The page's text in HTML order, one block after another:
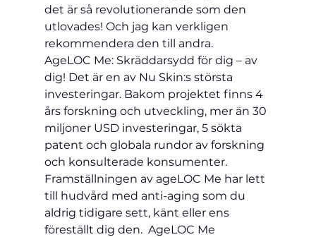
det är så revolutionerande som den
utlovades! Och jag kan verkligen
rekommendera den till andra.
AgeLOC Me: Skräddarsydd för dig – av
dig! Det är en av Nu Skin:s största
investeringar. Bakom projektet finns 4
års forskning och utveckling, mer än 30
miljoner USD investeringar, 5 sökta
patent och globala rundor av forskning
och konsulterade konsumenter.
Framställningen av ageLOC Me har lett
till hudvård med anti-aging som du
aldrig tidigare sett, känt eller ens
föreställt dig den.  AgeLOC Me